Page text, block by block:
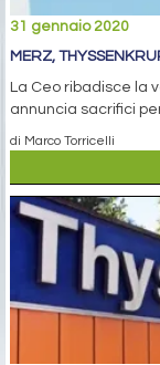
31 gennaio 2020
MERZ,
La Ceo ribadisce la
annuncia sacrifici
di Marco Torricelli